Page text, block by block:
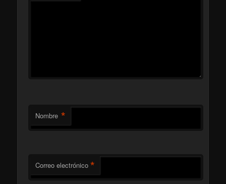
Nombre *
Correo electrónico *